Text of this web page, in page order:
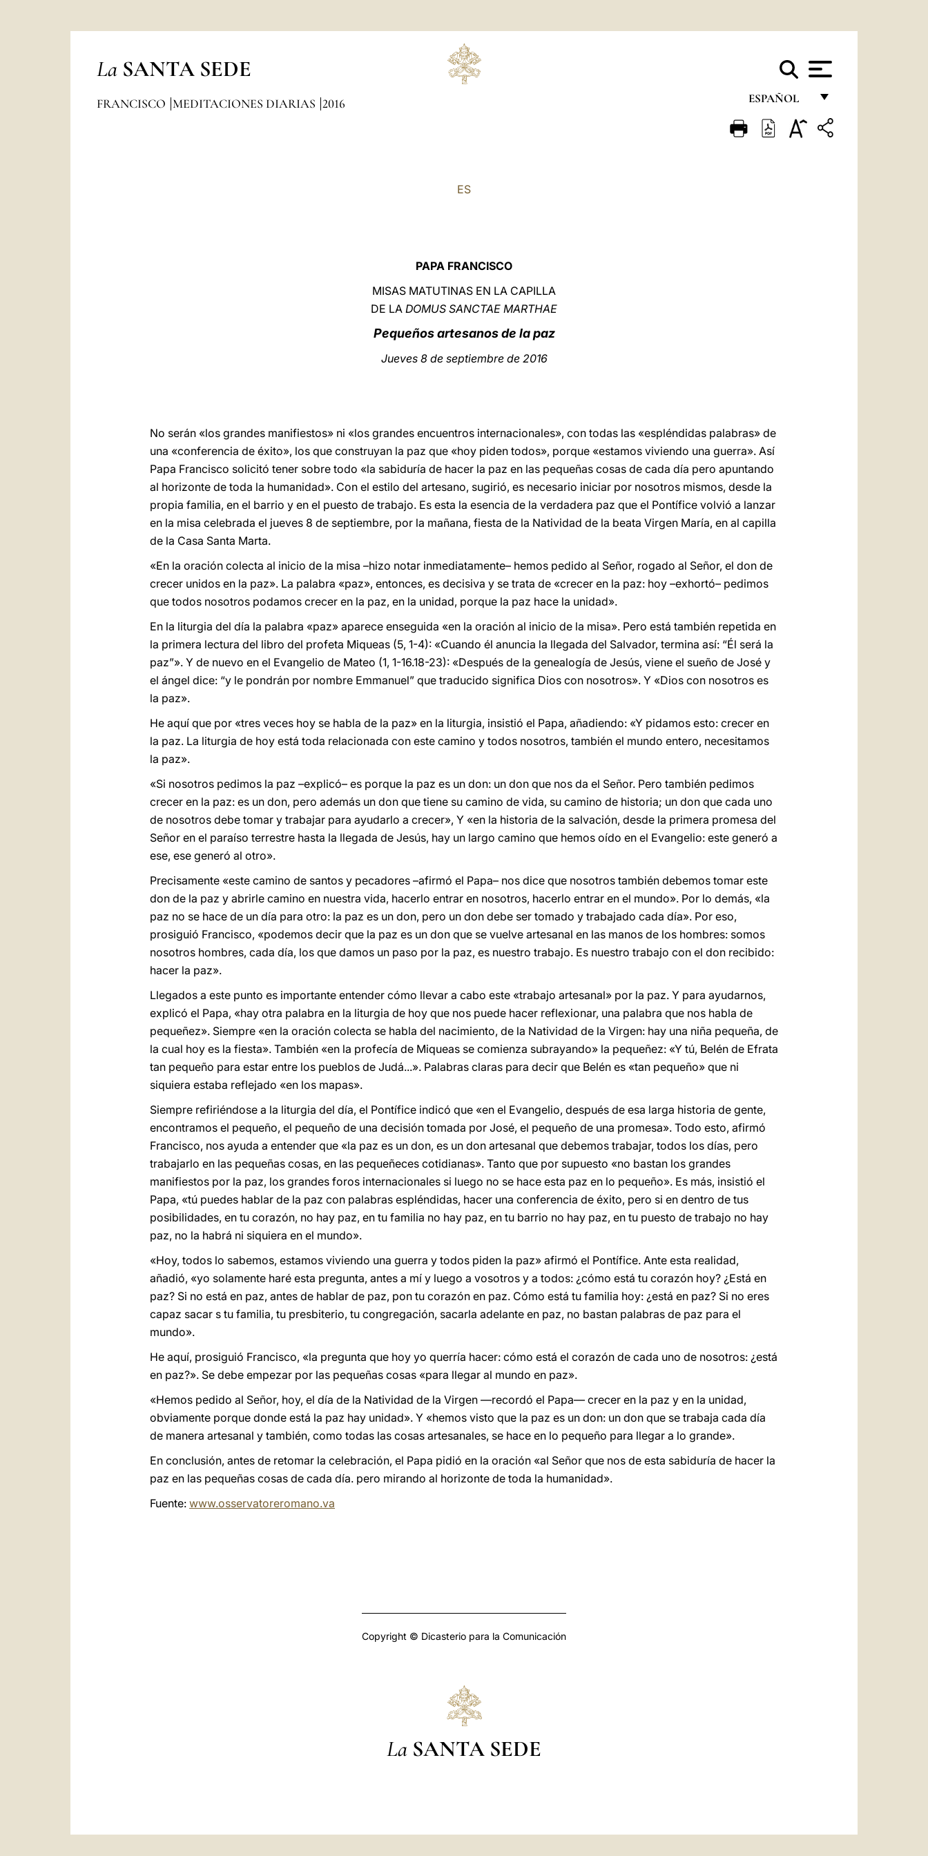
La SANTA SEDE
ESPAÑOL
FRANÇAIS
FRANCISCO MEDITACIONES DIARIAS 2016
ES
PAPA FRANCISCO
MISAS MATUTINAS EN LA CAPILLA
DE LA DOMUS SANCTAE MARTHAE
Pequeños artesanos de la paz
Jueves 8 de septiembre de 2016
No serán «los grandes manifiestos» ni «los grandes encuentros internacionales», con todas las «espléndidas palabras» de
una «conferencia de éxito», los que construyan la paz que «hoy piden todos», porque «estamos viviendo una guerra». Así
Papa Francisco solicitó tener sobre todo «la sabiduría de hacer la paz en las pequeñas cosas de cada día pero apuntando
al horizonte de toda la humanidad». Con el estilo del artesano, sugirió, es necesario iniciar por nosotros mismos, desde la
propia familia, en el barrio y en el puesto de trabajo. Es esta la esencia de la verdadera paz que el Pontífice volvió a lanzar
en la misa celebrada el jueves 8 de septiembre, por la mañana, fiesta de la Natividad de la beata Virgen María, en al capilla
de la Casa Santa Marta.
«En la oración colecta al inicio de la misa –hizo notar inmediatamente– hemos pedido al Señor, rogado al Señor, el don de
crecer unidos en la paz». La palabra «paz», entonces, es decisiva y se trata de «crecer en la paz: hoy –exhortó– pedimos
que todos nosotros podamos crecer en la paz, en la unidad, porque la paz hace la unidad».
En la liturgia del día la palabra «paz» aparece enseguida «en la oración al inicio de la misa». Pero está también repetida en
la primera lectura del libro del profeta Miqueas (5, 1-4): «Cuando él anuncia la llegada del Salvador, termina así: “Él será la
paz”». Y de nuevo en el Evangelio de Mateo (1, 1-16.18-23): «Después de la genealogía de Jesús, viene el sueño de José y
el ángel dice: “y le pondrán por nombre Emmanuel” que traducido significa Dios con nosotros». Y «Dios con nosotros es
la paz».
He aquí que por «tres veces hoy se habla de la paz» en la liturgia, insistió el Papa, añadiendo: «Y pidamos esto: crecer en
la paz. La liturgia de hoy está toda relacionada con este camino y todos nosotros, también el mundo entero, necesitamos
la paz».
«Si nosotros pedimos la paz –explicó– es porque la paz es un don: un don que nos da el Señor. Pero también pedimos
crecer en la paz: es un don, pero además un don que tiene su camino de vida, su camino de historia; un don que cada uno
de nosotros debe tomar y trabajar para ayudarlo a crecer», Y «en la historia de la salvación, desde la primera promesa del
Señor en el paraíso terrestre hasta la llegada de Jesús, hay un largo camino que hemos oído en el Evangelio: este generó a
ese, ese generó al otro».
Precisamente «este camino de santos y pecadores –afirmó el Papa– nos dice que nosotros también debemos tomar este
don de la paz y abrirle camino en nuestra vida, hacerlo entrar en nosotros, hacerlo entrar en el mundo». Por lo demás, «la
paz no se hace de un día para otro: la paz es un don, pero un don debe ser tomado y trabajado cada día». Por eso,
prosiguió Francisco, «podemos decir que la paz es un don que se vuelve artesanal en las manos de los hombres: somos
nosotros hombres, cada día, los que damos un paso por la paz, es nuestro trabajo. Es nuestro trabajo con el don recibido:
hacer la paz».
Llegados a este punto es importante entender cómo llevar a cabo este «trabajo artesanal» por la paz. Y para ayudarnos,
explicó el Papa, «hay otra palabra en la liturgia de hoy que nos puede hacer reflexionar, una palabra que nos habla de
pequeñez». Siempre «en la oración colecta se habla del nacimiento, de la Natividad de la Virgen: hay una niña pequeña, de
la cual hoy es la fiesta». También «en la profecía de Miqueas se comienza subrayando» la pequeñez: «Y tú, Belén de Efrata
tan pequeño para estar entre los pueblos de Judá...». Palabras claras para decir que Belén es «tan pequeño» que ni
siquiera estaba reflejado «en los mapas».
Siempre refiriéndose a la liturgia del día, el Pontífice indicó que «en el Evangelio, después de esa larga historia de gente,
encontramos el pequeño, el pequeño de una decisión tomada por José, el pequeño de una promesa». Todo esto, afirmó
Francisco, nos ayuda a entender que «la paz es un don, es un don artesanal que debemos trabajar, todos los días, pero
trabajarlo en las pequeñas cosas, en las pequeñeces cotidianas». Tanto que por supuesto «no bastan los grandes
manifiestos por la paz, los grandes foros internacionales si luego no se hace esta paz en lo pequeño». Es más, insistió el
Papa, «tú puedes hablar de la paz con palabras espléndidas, hacer una conferencia de éxito, pero si en dentro de tus
posibilidades, en tu corazón, no hay paz, en tu familia no hay paz, en tu barrio no hay paz, en tu puesto de trabajo no hay
paz, no la habrá ni siquiera en el mundo».
«Hoy, todos lo sabemos, estamos viviendo una guerra y todos piden la paz» afirmó el Pontífice. Ante esta realidad,
añadió, «yo solamente haré esta pregunta, antes a mí y luego a vosotros y a todos: ¿cómo está tu corazón hoy? ¿Está en
paz? Si no está en paz, antes de hablar de paz, pon tu corazón en paz. Cómo está tu familia hoy: ¿está en paz? Si no eres
capaz sacar s tu familia, tu presbiterio, tu congregación, sacarla adelante en paz, no bastan palabras de paz para el
mundo».
He aquí, prosiguió Francisco, «la pregunta que hoy yo querría hacer: cómo está el corazón de cada uno de nosotros: ¿está
en paz?». Se debe empezar por las pequeñas cosas «para llegar al mundo en paz».
«Hemos pedido al Señor, hoy, el día de la Natividad de la Virgen —recordó el Papa— crecer en la paz y en la unidad,
obviamente porque donde está la paz hay unidad». Y «hemos visto que la paz es un don: un don que se trabaja cada día
de manera artesanal y también, como todas las cosas artesanales, se hace en lo pequeño para llegar a lo grande».
En conclusión, antes de retomar la celebración, el Papa pidió en la oración «al Señor que nos de esta sabiduría de hacer la
paz en las pequeñas cosas de cada día. pero mirando al horizonte de toda la humanidad».
Fuente: www.osservatoreromano.va
Copyright © Dicasterio para la Comunicación
La SANTA SEDE